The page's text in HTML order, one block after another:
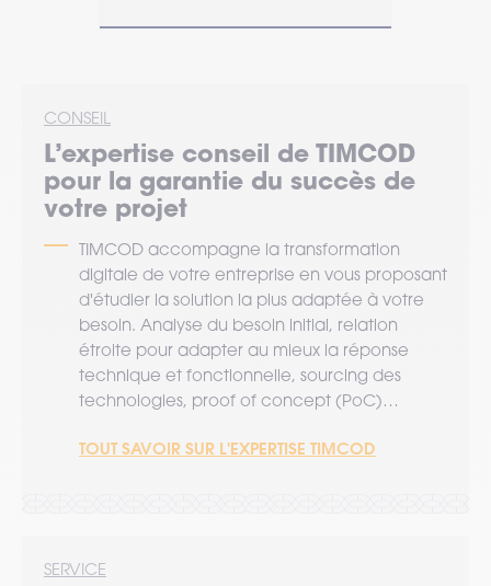
CONSEIL
L’expertise conseil de TIMCOD
pour la garantie du succès de
votre projet
TIMCOD accompagne la transformation
digitale de votre entreprise en vous proposant
d'étudier la solution la plus adaptée à votre
besoin. Analyse du besoin initial, relation
étroite pour adapter au mieux la réponse
technique et fonctionnelle, sourcing des
technologies, proof of concept (PoC)…
TOUT SAVOIR SUR L'EXPERTISE TIMCOD
SERVICE